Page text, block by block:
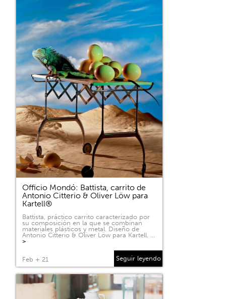
Officio Mondó: Battista, carrito de
Antonio Citterio & Oliver Löw para
Kartell®
Battista, práctico carrito caracterizado por
su composición en la que se combinan
materiales plásticos y metal. Diseño de
Antonio Citterio & Oliver Löw para Kartell. …
>
Feb + 21 Seguir leyendo